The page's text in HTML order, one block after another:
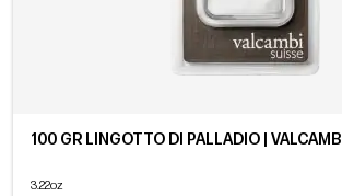
100 GR LINGOTTO DI PALLADIO | VALCAMBI
3.22oz